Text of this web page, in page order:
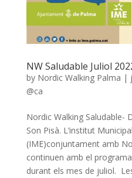
NW Saludable Juliol
by Nordic Walking Palma |
@ca
Nordic Walking Saludable-
Son Pisà. L’institut
(IME)conjuntament amb
continuen amb el
durant els mes de juliol.